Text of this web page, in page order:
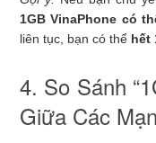
1GB VinaPhone có
liên tục, bạn có thể hết
4. So Sánh
Giữa Các